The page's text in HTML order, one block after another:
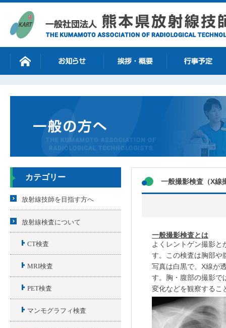
一般撮影検査（X線
一般撮影検査とは
よくレントゲン撮影
す。この検査は胸部や
写真は白黒で、X線が
す。胸・腹部の撮影で
変化などを観察するこ
カテゴリー
放射線技師を目指す方へ
放射線検査について
CT検査
MRI検査
PET検査
マンモグラフィ検査